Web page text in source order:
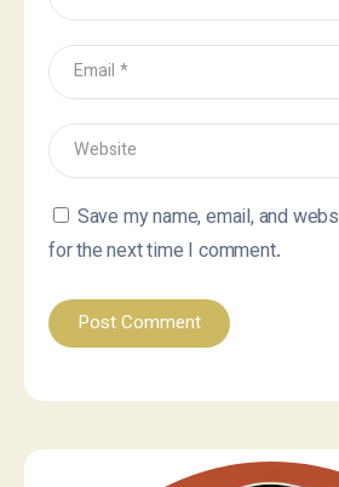
Save my name, email, and
for the next time I comment.